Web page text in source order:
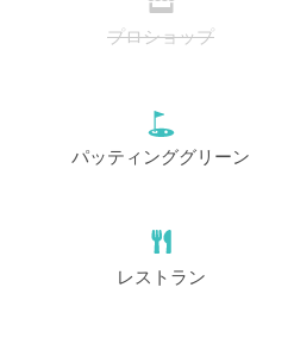
プロショップ
パッティンググリーン
レストラン